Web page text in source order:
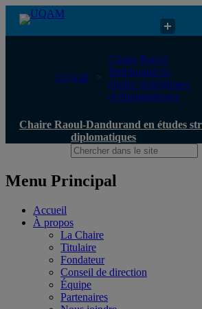
Chaire Raoul-Dandurand en études
UQAM
Chaire Raoul-
Dandurand en
études stratégiques
et diplomatiques
Chaire Raoul-Dandurand en études
diplomatiques
Menu Principal
Accueil
À propos
La Chaire
Titulaire
Fondateur
Conseil de direction
Équipe
Partenaires